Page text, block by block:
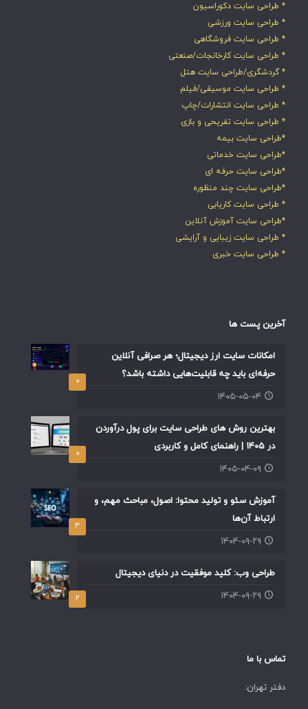
* طراحی سایت دکوراسیون
* طراحی سایت ورزشی
* طراحی سایت فروشگاهی
* طراحی سایت کارخانجات/صنعتی
* گردشگری/طراحی سایت هتل
* طراحی سایت موسیقی/فیلم
* طراحی سایت انتشارات/چاپ
* طراحی سایت تفریحی و بازی
*طراحی سایت بیمه
*طراحی سایت خدماتی
*طراحی سایت حرفه ای
*طراحی سایت چند منظوره
* طراحی سایت کاریابی
*طراحی سایت آموزش آنلاین
* طراحی سایت زیبایی و آرایشی
* طراحی سایت خبری
آخرین پست ها
۰
امکانات سایت ارز دیجیتال؛ هر صرافی آنلاین
حرفه‌ای باید چه قابلیت‌هایی داشته باشد؟
۱۴۰۵-۰۵-۰۴
۰
بهترین روش های طراحی سایت برای پول درآوردن
در ۱۴۰۵ | راهنمای کامل و کاربردی
۱۴۰۵-۰۴-۰۹
۳
آموزش سئو و تولید محتوا: اصول، مباحث مهم، و
ارتباط آن‌ها
۱۴۰۴-۰۹-۲۹
۲
طراحی وب: کلید موفقیت در دنیای دیجیتال
۱۴۰۴-۰۹-۲۹
تماس با ما
دفتر تهران: